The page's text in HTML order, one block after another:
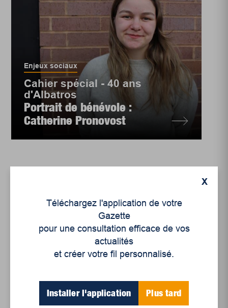
Enjeux sociaux
Cahier spécial - 40 ans
d'Albatros
Portrait de bénévole :
Catherine Pronovost
Cahier spécial - 40 ans
X
Téléchargez l'application de votre
Gazette
pour une consultation efficace de vos
actualités
et créer votre fil personnalisé.
Installer l'application Plus tard